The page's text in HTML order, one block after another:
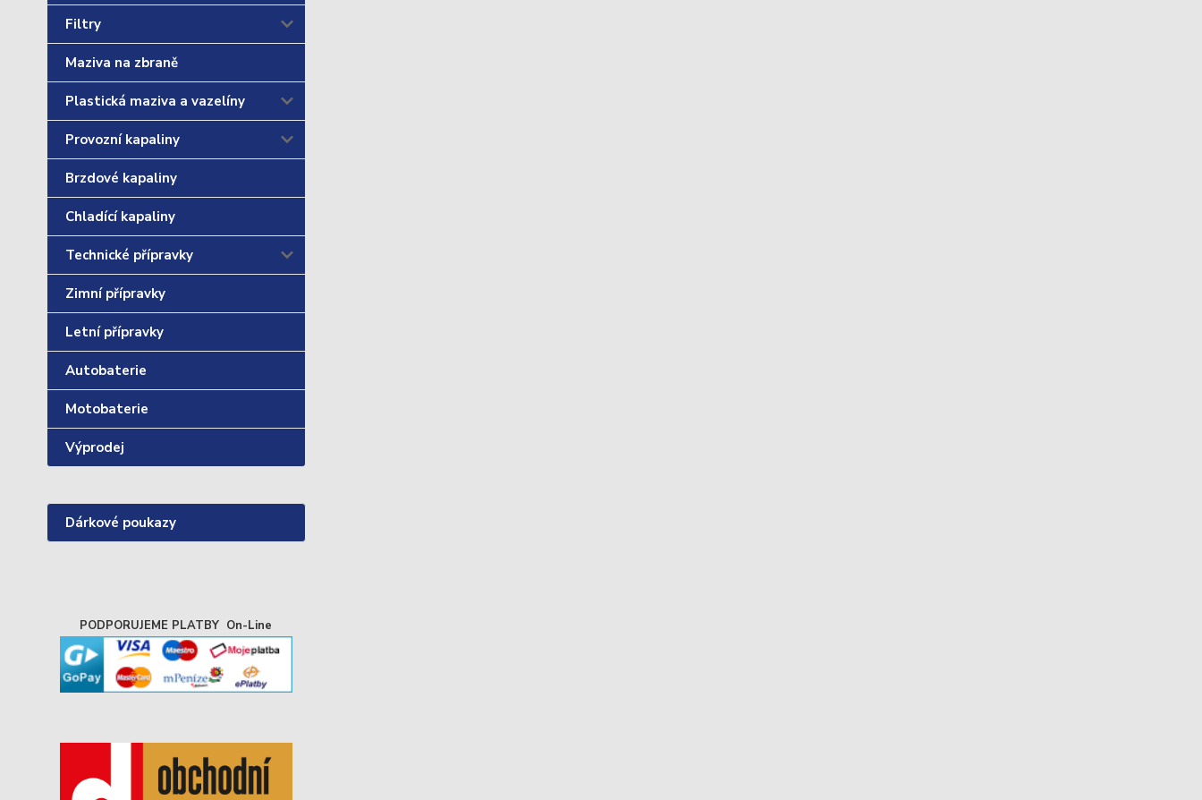
Filtry
Maziva na zbraně
Plastická maziva a vazelíny
Provozní kapaliny
Brzdové kapaliny
Chladící kapaliny
Technické přípravky
Zimní přípravky
Letní přípravky
Autobaterie
Motobaterie
Výprodej
Dárkové poukazy
PODPORUJEME PLATBY On-Line